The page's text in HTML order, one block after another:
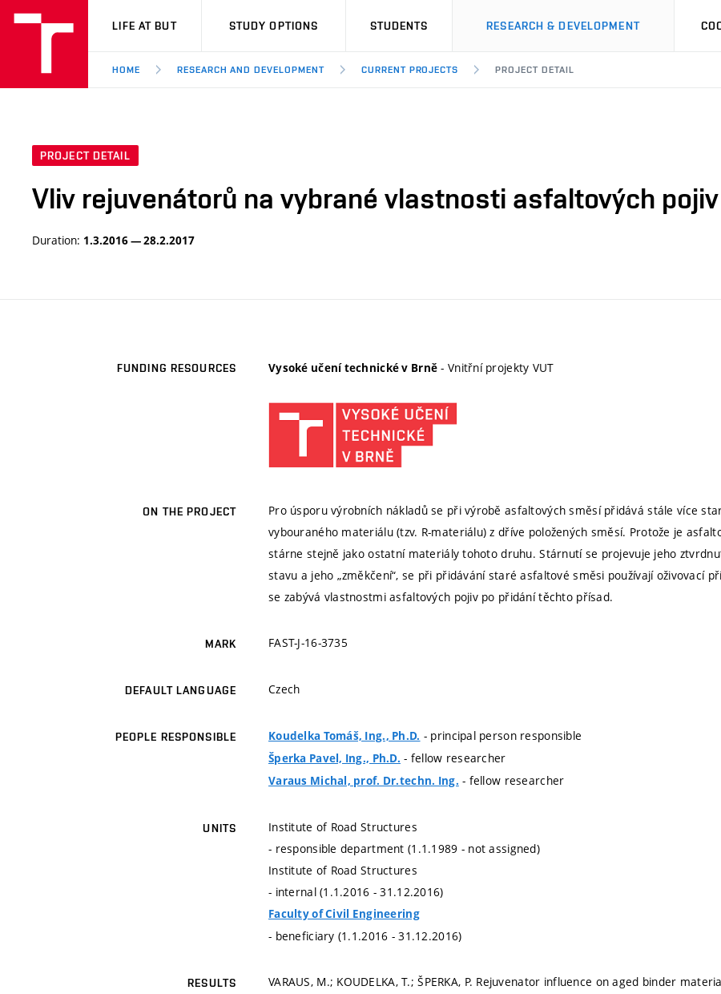
VUT
LIFE AT BUT STUDY OPTIONS STUDENTS RESEARCH & DEVELOPMENT
HOME RESEARCH AND DEVELOPMENT CURRENT PROJECTS PROJECT DETAIL
PROJECT DETAIL
Vliv rejuvenátorů na vybrané vlastnosti asfaltových pojiv
Duration: 1.3.2016 — 28.2.2017
FUNDING RESOURCES Vysoké učení technické v Brně - Vnitřní projekty VUT
ON THE PROJECT
Pro úsporu výrobních nákladů se při výrobě asfaltových směsí přidává stále více
vybouraného materiálu (tzv. R-materiálu) z dříve položených směsí. Protože je
stárne stejně jako ostatní materiály tohoto druhu. Stárnutí se projevuje jeho
stavu a jeho „změkčení“, se při přidávání staré asfaltové směsi používají oživovací
se zabývá vlastnostmi asfaltových pojiv po přidání těchto přísad.
MARK FAST-J-16-3735
DEFAULT LANGUAGE Czech
PEOPLE RESPONSIBLE Koudelka Tomáš, Ing., Ph.D. - principal person responsible
Šperka Pavel, Ing., Ph.D. - fellow researcher
Varaus Michal, prof. Dr.techn. Ing. - fellow researcher
UNITS
Institute of Road Structures
- responsible department (1.1.1989 - not assigned)
Institute of Road Structures
- internal (1.1.2016 - 31.12.2016)
Faculty of Civil Engineering
- beneficiary (1.1.2016 - 31.12.2016)
RESULTS VARAUS, M.; KOUDELKA, T.; ŠPERKA, P. Rejuvenator influence on aged binder